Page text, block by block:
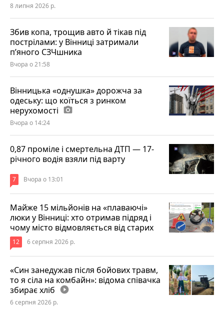
8 липня 2026 р.
Збив копа, трощив авто й тікав під
пострілами: у Вінниці затримали
п’яного СЗЧшника
Вчора о 21:58
Вінницька «однушка» дорожча за
одеську: що коїться з ринком
нерухомості photo_camera
Вчора о 14:24
0,87 проміле і смертельна ДТП — 17-
річного водія взяли під варту
7 Вчора о 13:01
Майже 15 мільйонів на «плаваючі»
люки у Вінниці: хто отримав підряд і
чому місто відмовляється від старих
12 6 серпня 2026 р.
«Син занедужав після бойових травм,
то я сіла на комбайн»: відома співачка
збирає хліб play_circle_filled
6 серпня 2026 р.